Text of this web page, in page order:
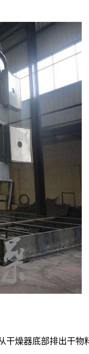
燥器底部排出干物